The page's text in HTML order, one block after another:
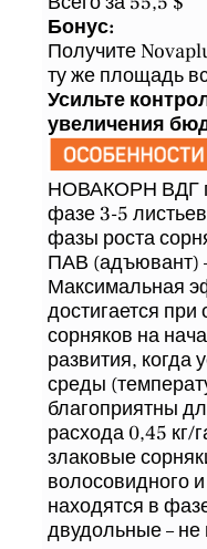
Бонус:
Получите
ту же площадь
Усильте
увеличения
НОВАКОРН ВДГ
фазе 3-5
фазы роста
ПАВ (адъювант)
Максимальная
достигается
сорняков на
развития,
среды
благоприятны
расхода 0,45 кг/
злаковые
волосовидного
находятся в
двудольные –